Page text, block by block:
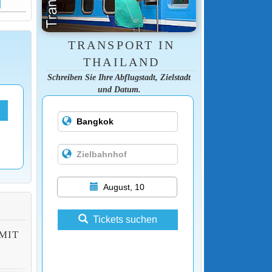
TRANSPORT IN
THAILAND
Schreiben Sie Ihre Abflugstadt, Zielstadt
und Datum.
August, 10
Tickets suchen